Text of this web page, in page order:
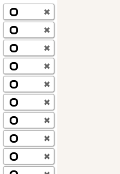
✖
✖
✖
✖
✖
✖
✖
✖
✖